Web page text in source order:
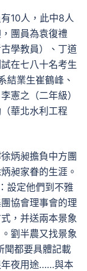
10人，此中8人
團員為袁復禮
學教員）、丁道
在七八十名考生
結業生崔鶴峰、
憲之（二年級）
華北水利工程
炳昶擔負中方團
昶家眷的生涯。
設定他們到不雅
協會理事會的理
，并送兩本景象
劉半農又找景象
聞都要具體記載
年夜用途……與本